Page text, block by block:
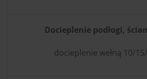
Docieplenie podłogi,
docieplenie wełną 10/